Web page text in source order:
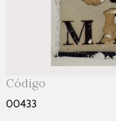
Código
00433